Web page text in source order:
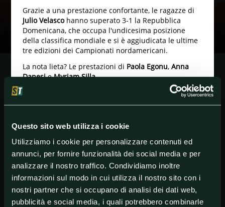
Questo sito web utilizza i cookie
Utilizziamo i cookie per personalizzare contenuti ed
annunci, per fornire funzionalità dei social media e per
analizzare il nostro traffico. Condividiamo inoltre
informazioni sul modo in cui utilizza il nostro sito con i
nostri partner che si occupano di analisi dei dati web,
pubblicità e social media, i quali potrebbero combinarle
Grazie a una prestazione confortante, le ragazze di
Julio Velascohanno superato 3-1 la Repubblica
Domenicana, che occupa l'undicesima posizione
della classifica mondiale e si è aggiudicata le ultime
tre edizioni dei Campionati nordamericani.
La nota lieta? Le prestazioni di Paola Egonu, Anna
DanesieMyriam Silla.
Il motivo di preoccupazione? Le difficoltà in attacco
dellaBosetti, che non è al meglio della condizione
I parziali
Italia-Repubblica Dominicana 3-1(25-19, 24-26, 25-21
e 25-18).
#JulioVelasco #Pallavolofemminile
#PaolaEgonu